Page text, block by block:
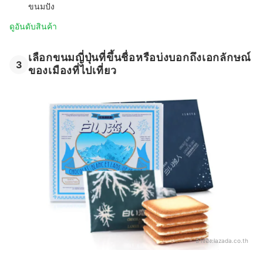
ขนมปัง
ดูอันดับสินค้า
3
เลือกขนมญี่ปุ่นที่ขึ้นชื่อหรือบ่งบอกถึงเอกลักษณ์
ของเมืองที่ไปเที่ยว
อ้างอิง:lazada.co.th